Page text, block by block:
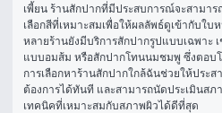
เพี้ยน ร้านสักปากที่มีประสบการณ์จะสามา
เลือกสีที่เหมาะสมเพื่อให้ผลลัพธ์ดูเข้ากับใบ
หลายร้านยังมีบริการสักปากรูปแบบเฉพาะ
แบบอมส้ม หรือสักปากโทนนมชมพู ซึ่งตอบ
การเลือกหาร้านสักปากใกล้ฉันช่วยให้ประ
ต้องการได้ทันที และสามารถนัดประเมินสภ
เทคนิคที่เหมาะสมกับสภาพผิวได้ดีที่สุด